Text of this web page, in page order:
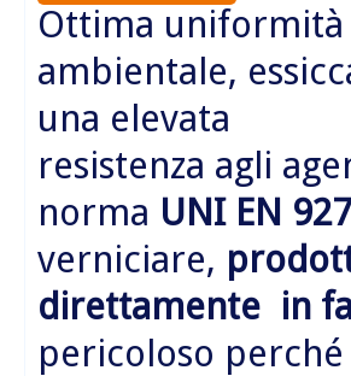
Ottima uniformità
ambientale,
una elevata
resistenza agli
norma UNI EN
verniciare,
direttamente in
pericoloso